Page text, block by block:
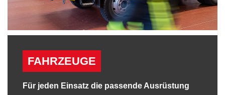
FAHRZEUGE
Für jeden Einsatz die passende Ausrüstung